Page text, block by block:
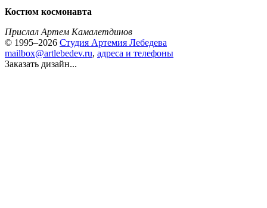
Костюм космонавта
Прислал Артем Камалетдинов
© 1995–2026 Студия Артемия Лебедева
mailbox@artlebedev.ru, адреса и телефоны
Заказать дизайн...